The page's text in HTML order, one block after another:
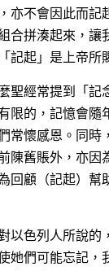
亦不會因此而記
合拼湊起來，讓
記起」是上帝所
聖經常提到「記
限的，記憶會隨
常懷感恩。同時
陳舊賬外，亦因
回顧（記起）幫
對以色列人所說
她們可能忘記，